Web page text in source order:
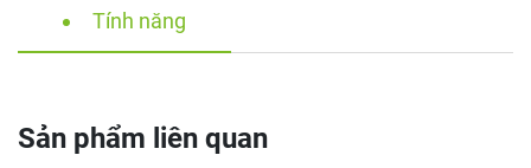
Tính năng
Sản phẩm liên quan